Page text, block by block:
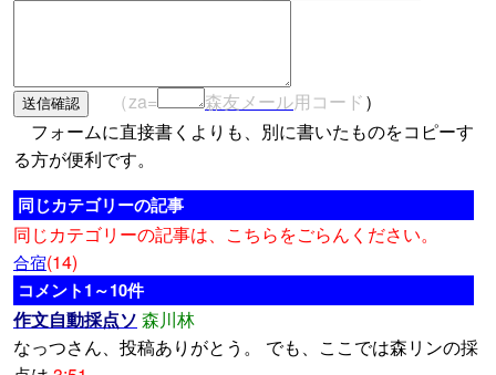
（za= 森友メール用コード）
フォームに直接書くよりも、別に書いたものをコピーす
る方が便利です。
同じカテゴリーの記事
同じカテゴリーの記事は、こちらをごらんください。
合宿(14)
コメント1～10件
作文自動採点ソ 森川林
なっつさん、投稿ありがとう。 でも、ここでは森リンの採